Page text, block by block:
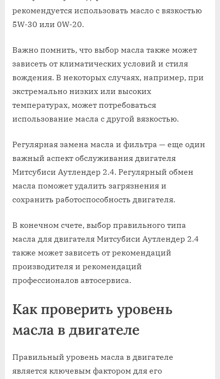
рекомендуется использовать масло с вязкостью
5W-30 или 0W-20.
Важно помнить, что выбор масла также может
зависеть от климатических условий и стиля
вождения. В некоторых случаях, например, при
экстремально низких или высоких
температурах, может потребоваться
использование масла с другой вязкостью.
Регулярная замена масла и фильтра — еще один
важный аспект обслуживания двигателя
Митсубиси Аутлендер 2.4. Регулярный обмен
масла поможет удалить загрязнения и
сохранить работоспособность двигателя.
В конечном счете, выбор правильного типа
масла для двигателя Митсубиси Аутлендер 2.4
также может зависеть от рекомендаций
производителя и рекомендаций
профессионалов автосервиса.
Как проверить уровень
масла в двигателе
Правильный уровень масла в двигателе
является ключевым фактором для его